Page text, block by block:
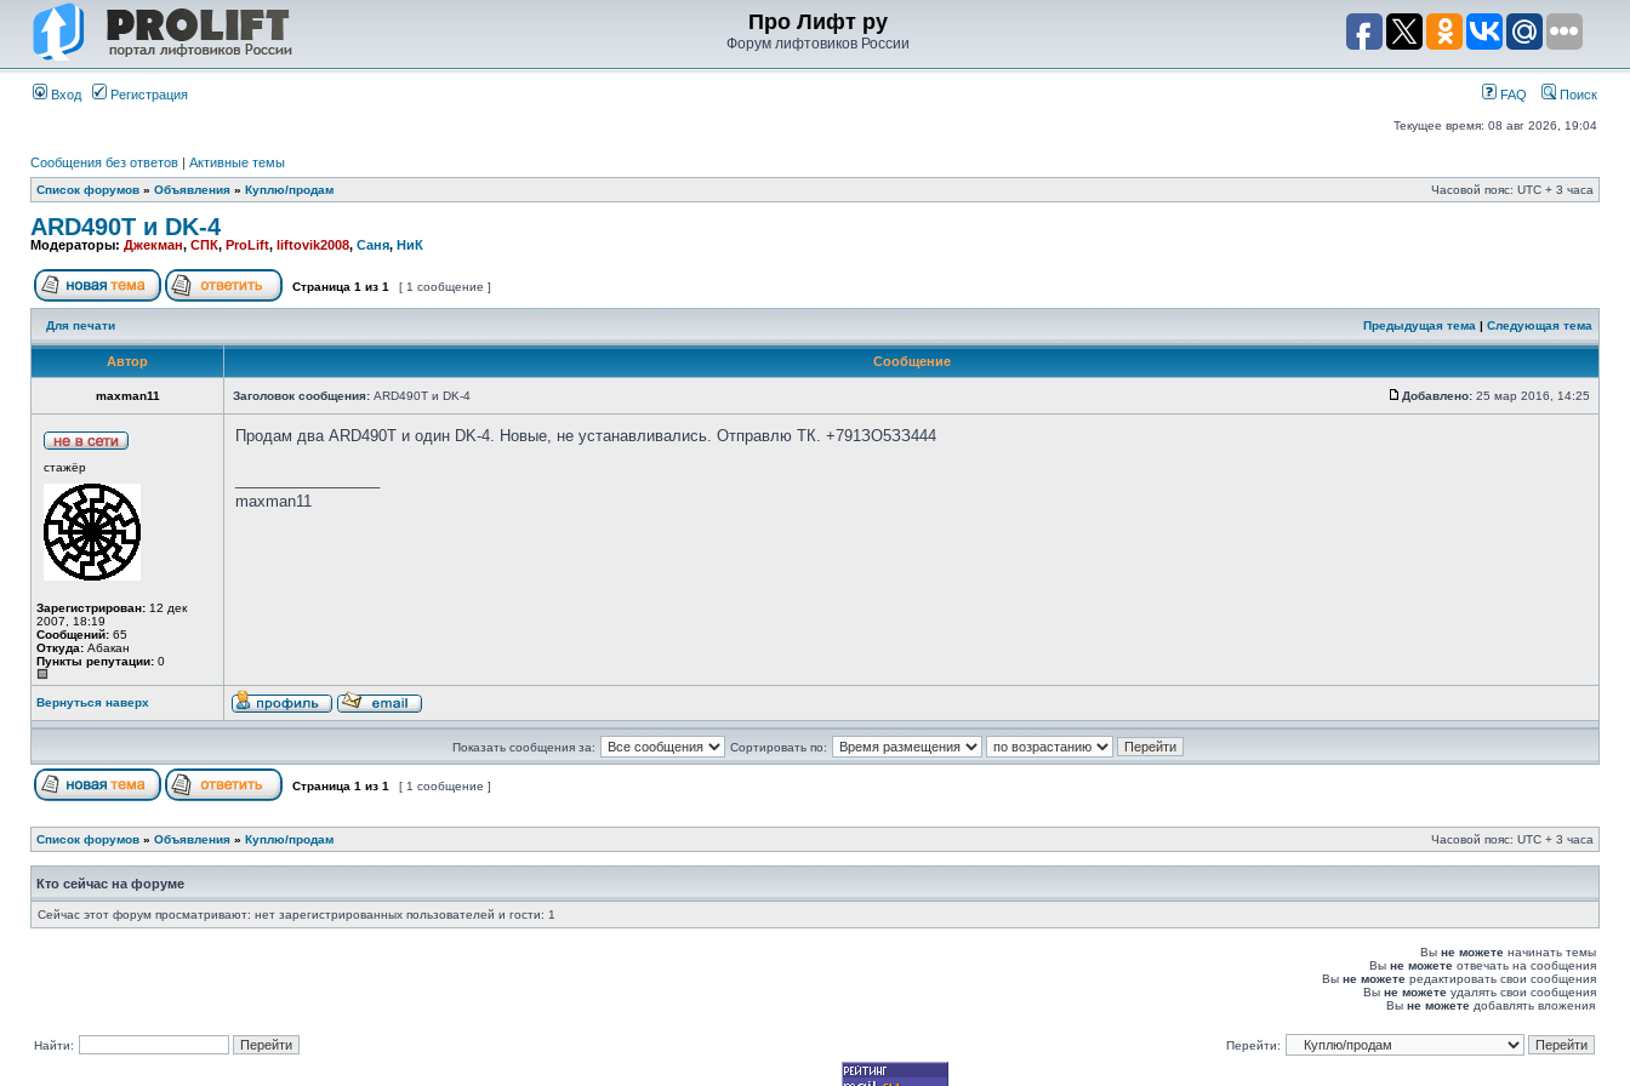
Про Лифт ру
Форум лифтовиков России
Вход Регистрация FAQ Поиск
Текущее время: 08 авг 2026, 19:04
Сообщения без ответов | Активные темы
Список форумов » Объявления » Куплю/продам Часовой пояс: UTC + 3 часа
ARD490T и DK-4
Модераторы: Джекман, СПК, ProLift, liftovik2008, Саня, НиК
Страница 1 из 1 [ 1 сообщение ]
Для печати Предыдущая тема | Следующая тема
Автор Сообщение
maxman11 Заголовок сообщения: ARD490T и DK-4 Добавлено: 25 мар 2016, 14:25
стажёр
Зарегистрирован: 12 дек
2007, 18:19
Сообщений: 65
Откуда: Абакан
Пункты репутации: 0
Продам два ARD490T и один DK-4. Новые, не устанавливались. Отправлю ТК. +791ЗО5ЗЗ444
maxman11
Вернуться наверх
Показать сообщения за: Сортировать по:
Страница 1 из 1 [ 1 сообщение ]
Список форумов » Объявления » Куплю/продам Часовой пояс: UTC + 3 часа
Кто сейчас на форуме
Сейчас этот форум просматривают: нет зарегистрированных пользователей и гости: 1
Вы не можете начинать темы
Вы не можете отвечать на сообщения
Вы не можете редактировать свои сообщения
Вы не можете удалять свои сообщения
Вы не можете добавлять вложения
Найти: Перейти: